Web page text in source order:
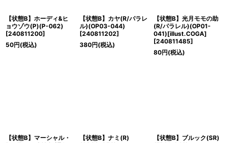
【状態B】ホーディ&ヒ
ョウゾウ(P)(P-062)
[240811200]
50円(税込)
【状態B】カヤ(R/パラレ
ル)(OP03-044)
[240811202]
380円(税込)
【状態B】光月モモの助
(R/パラレル)(OP01-
041)[illust.COGA]
[240811485]
80円(税込)
【状態B】マーシャル・
【状態B】ナミ(R)
【状態B】ブルック(SR)